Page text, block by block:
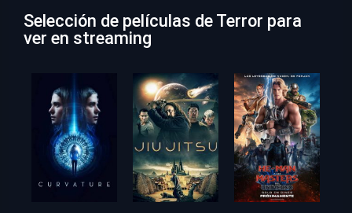
Selección de películas de Terror para
ver en streaming